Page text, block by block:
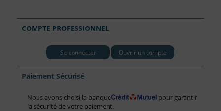
COMPTE PROFESSIONNEL
Se connecter Ouvrir un compte
Paiement Sécurisé
Nous avons choisi la banque
pour garantir
la sécurité de votre paiement.